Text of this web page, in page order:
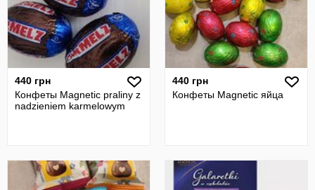
440 грн
Конфеты Magnetic praliny z
nadzieniem karmelowym
440 грн
Конфеты Magnetic яйца